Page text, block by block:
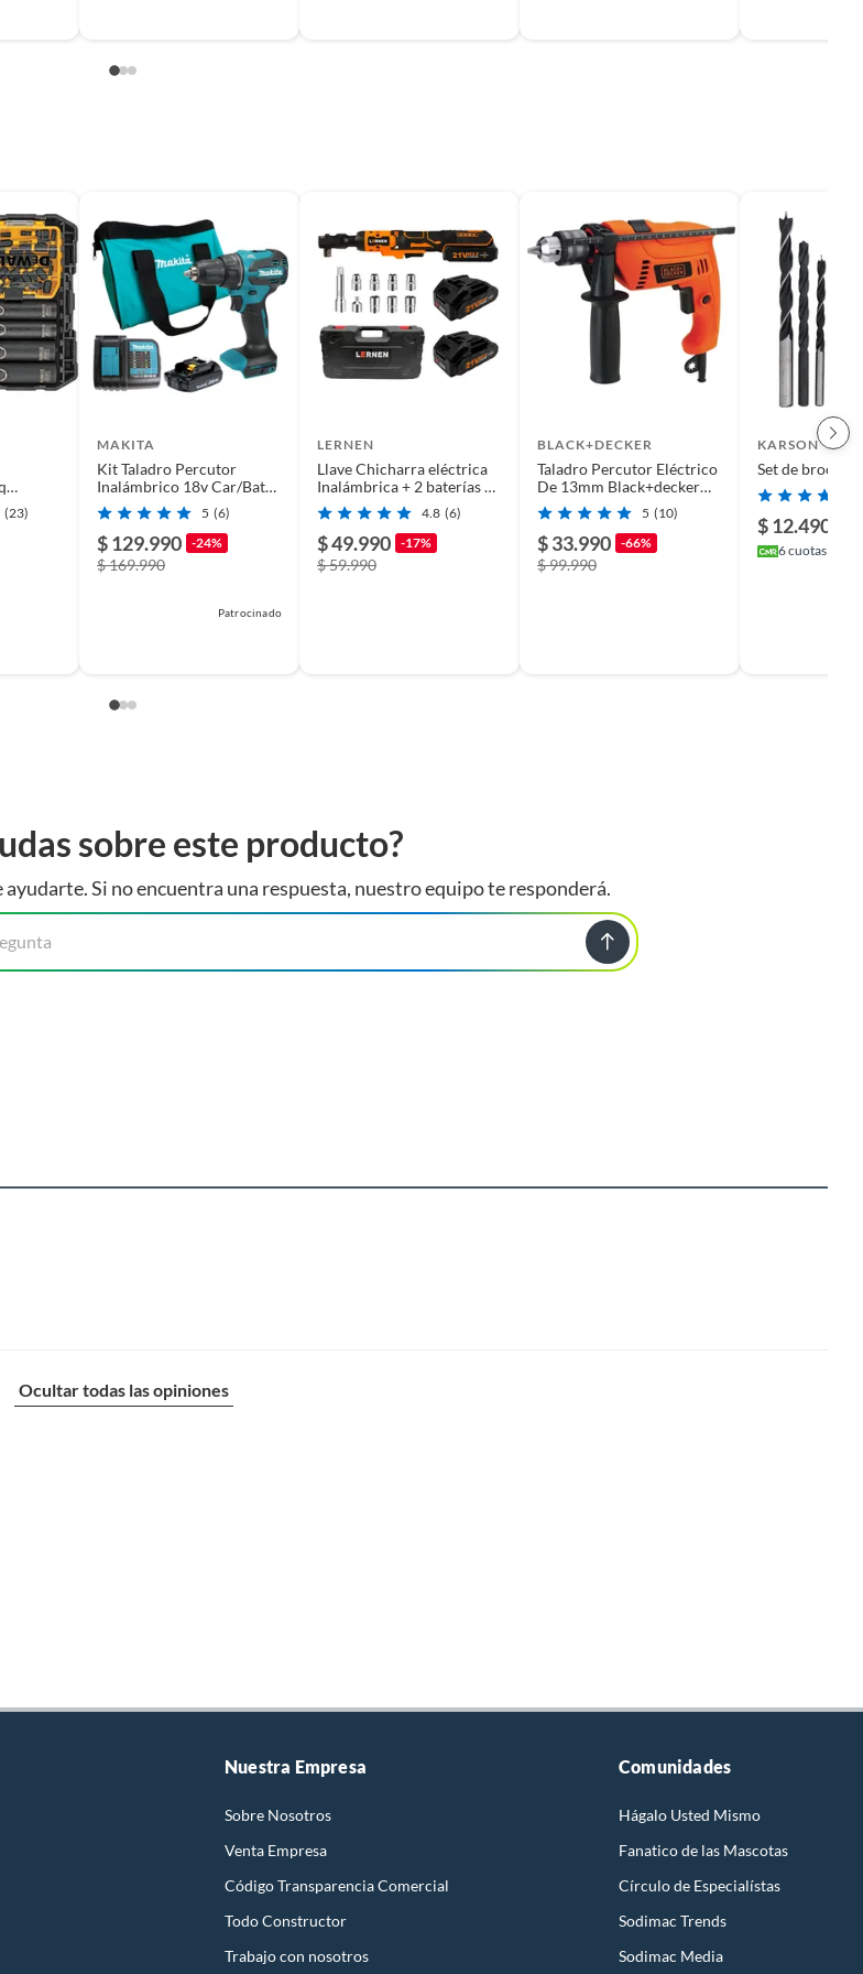
(23)
MAKITA
Kit Taladro Percutor
Inalámbrico 18v Car/Bat
Makita Dhp490sy
5 (6)
$ 129.990 -24%
$ 169.990
Patrocinado
LERNEN
Llave Chicharra eléctrica
Inalámbrica + 2 baterías +
6 dados
4.8 (6)
$ 49.990 -17%
$ 59.990
BLACK+DECKER
Taladro Percutor Eléctrico
De 13mm Black+decker
Hd555
5 (10)
$ 33.990 -66%
$ 99.990
KARSON
Set de brocas
$ 12.490
6cuotas sin
sobre este producto?
Si no encuentra una respuesta, nuestro equipo te responderá.
Ocultar todas las opiniones
Nuestra Empresa
Sobre Nosotros
Venta Empresa
Código Transparencia Comercial
Todo Constructor
Trabajo con nosotros
Comunidades
Hágalo Usted Mismo
Fanatico de las Mascotas
Círculo de Especialístas
Sodimac Trends
Sodimac Media